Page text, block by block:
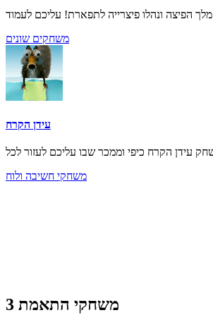
משחקים שונים
עידן הקרח
משחקי חשיבה ולוח
משחקי התאמת 3